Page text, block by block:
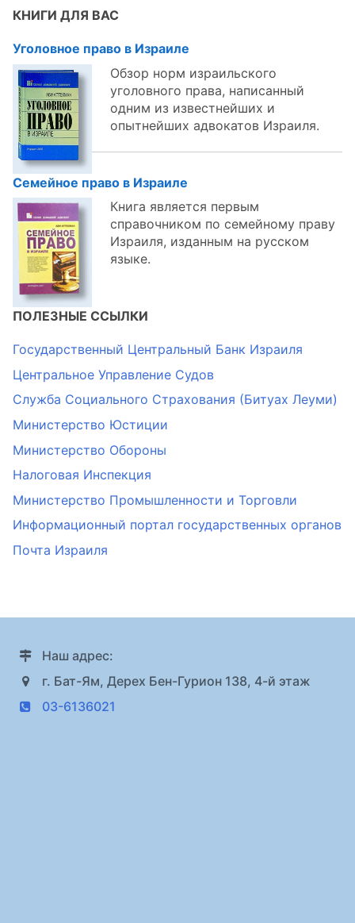
КНИГИ ДЛЯ ВАС
Уголовное право в Израиле
Обзор норм израильского
уголовного права, написанный
одним из известнейших и
опытнейших адвокатов Израиля.
Семейное право в Израиле
Книга является первым
справочником по семейному праву
Израиля, изданным на русском
языке.
ПОЛЕЗНЫЕ ССЫЛКИ
Государственный Центральный Банк Израиля
Центральное Управление Судов
Служба Социального Страхования (Битуах Леуми)
Министерство Юстиции
Министерство Обороны
Налоговая Инспекция
Министерство Промышленности и Торговли
Информационный портал государственных органов
Почта Израиля
Наш адрес:
г. Бат-Ям, Дерех Бен-Гурион 138, 4-й этаж
03-6136021